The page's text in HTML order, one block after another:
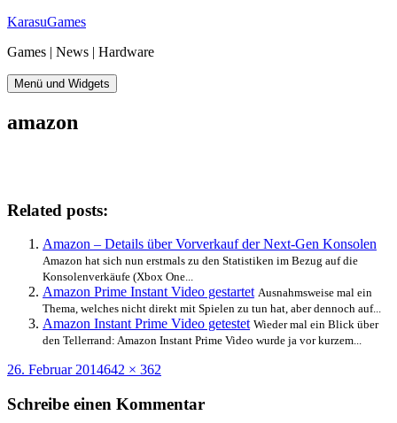
Zum
springen
KarasuGames
Games | News | Hardware
Menü und Widgets
amazon
Related posts:
Amazon – Details über Vorverkauf der Next-Gen Konsolen
Amazon hat sich nun erstmals zu den Statistiken im Bezug auf die
Konsolenverkäufe (Xbox One...
Amazon Prime Instant Video gestartet Ausnahmsweise mal ein
Thema, welches nicht direkt mit Spielen zu tun hat, aber dennoch auf...
Amazon Instant Prime Video getestet Wieder mal ein Blick über
den Tellerrand: Amazon Instant Prime Video wurde ja vor kurzem...
Veröffentlicht
26. Februar 2014Originalgröße
642 × 362
Schreibe einen Kommentar